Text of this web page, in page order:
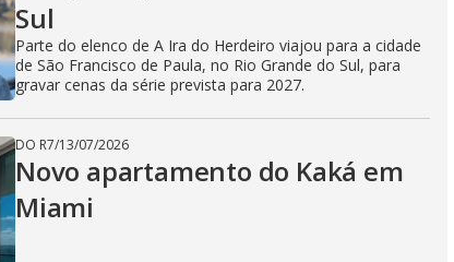
Sul
Parte do elenco de A Ira do Herdeiro viajou para a cidade
de São Francisco de Paula, no Rio Grande do Sul, para
gravar cenas da série prevista para 2027.
DO R7/13/07/2026
Novo apartamento do Kaká em
Miami